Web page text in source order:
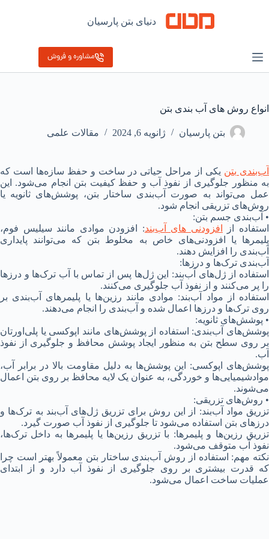
دنیای بتن پارسیان
مشاوره و فروش
انواع روش‌ های آب ‌بندی بتن
بتن پارسیان ژانویه 6, 2024 مقالات علمی
آب‌بندی بتن یکی از مراحل حیاتی در ساخت و حفظ سازه‌ها است که
به منظور جلوگیری از نفوذ آب و حفظ کیفیت بتن انجام می‌شود. این
عمل می‌تواند به صورت آب‌بندی ساختار بتن، پوشش‌های ثانویه یا
روش‌های تزریقی انجام شود.
• آب‌بندی جسم بتن:
استفاده از
افزودنی های آب‌بند: افزودن موادی مانند سیلیس فوم،
پلیمرها یا افزودنی‌های خاص به مخلوط بتن که می‌توانند پایداری
آب‌بندی را افزایش دهند.
آب‌بندی ترک‌ها و درزها:
استفاده از ژل‌های آب‌بند: این ژل‌ها پس از تماس با آب ترک‌ها و درزها
را پر می‌کنند و از نفوذ آب جلوگیری می‌کنند.
استفاده از مواد آب‌بند: موادی مانند رزین‌ها یا پلیمرهای آب‌بندی بر
روی ترک‌ها و درزها اعمال شده و آب‌بندی را انجام می‌دهند.
• پوشش‌های ثانویه:
پوشش‌های آب‌بندی: استفاده از پوشش‌های مانند اپوکسی یا پلی‌اورتان
بر روی سطح بتن به منظور ایجاد پوشش محافظ و جلوگیری از نفوذ
آب.
پوشش‌های اپوکسی: این پوشش‌ها به دلیل مقاومت بالا در برابر آب،
موادشیمیایی‌ها و خوردگی، به عنوان یک لایه محافظ بر روی بتن اعمال
می‌شوند.
• روش‌های تزریقی:
تزریق مواد آب‌بند: از این روش برای تزریق ژل‌های آب‌بند به ترک‌ها و
درزهای بتن استفاده می‌شود تا جلوگیری از نفوذ آب صورت گیرد.
تزریق رزین‌ها و پلیمرها: با تزریق رزین‌ها یا پلیمرها به داخل ترک‌ها،
نفوذ آب متوقف می‌شود.
نکته مهم: استفاده از روش آب‌بندی ساختار بتن معمولاً بهتر است چرا
که قدرت بیشتری بر روی جلوگیری از نفوذ آب دارد و از ابتدای
عملیات ساخت اعمال می‌شود.